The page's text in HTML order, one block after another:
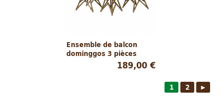
Ensemble de balcon
dominggos 3 pièces
189,00 €
1 2 ►